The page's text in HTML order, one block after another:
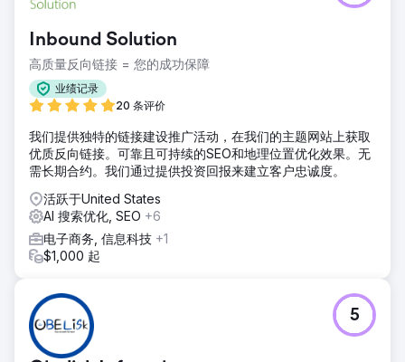
Inbound Solution
高质量反向链接 = 您的成功保障
业绩记录
20 条评价
我们提供独特的链接建设推广活动，在我们的主题网站上获取
优质反向链接。可靠且可持续的SEO和地理位置优化效果。无
需长期合约。我们通过提供投资回报来建立客户忠诚度。
活跃于United States
AI 搜索优化, SEO +6
电子商务, 信息科技 +1
$1,000 起
5